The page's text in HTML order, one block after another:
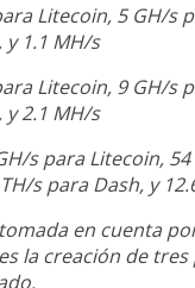
Litecoin, 5 GH/s
1.1 MH/s
Litecoin, 9 GH/s
2.1 MH/s
s para Litecoin,
s para Dash, y
en cuenta
la creación de